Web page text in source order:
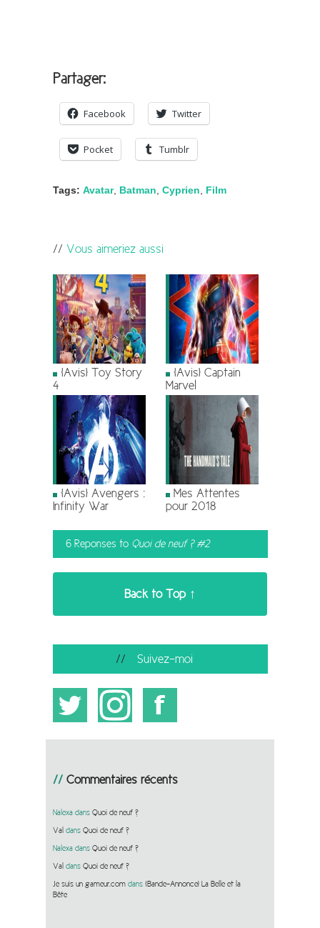
Partager:
Facebook Twitter
Pocket Tumblr
Tags: Avatar, Batman Cyprien Film
Vous aimeriez aussi
[Avis] Toy Story
4
[Avis] Captain
Marvel
[Avis] Avengers :
Infinity War
Mes Attentes
pour 2018
6 Reponses to Quoi de neuf ? #2
Back to Top ↑
Suivez-moi
Commentaires récents
Nalexa dans Quoi de neuf ?
Val dans Quoi de neuf ?
Nalexa dans Quoi de neuf ?
Val dans Quoi de neuf ?
Je suis un gameur.com dans [Bande-Annonce] La Belle et la
Bête